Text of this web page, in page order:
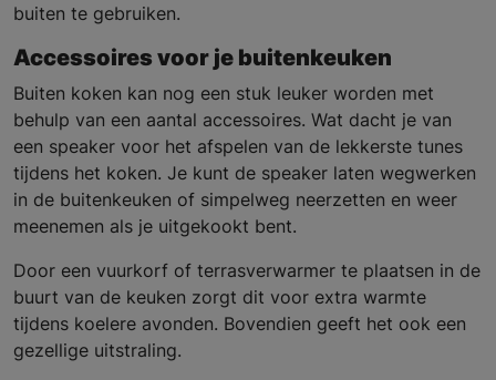
buiten te gebruiken.
Accessoires voor je buitenkeuken
Buiten koken kan nog een stuk leuker worden met
behulp van een aantal accessoires. Wat dacht je van
een speaker voor het afspelen van de lekkerste tunes
tijdens het koken. Je kunt de speaker laten wegwerken
in de buitenkeuken of simpelweg neerzetten en weer
meenemen als je uitgekookt bent.
Door een vuurkorf of terrasverwarmer te plaatsen in de
buurt van de keuken zorgt dit voor extra warmte
tijdens koelere avonden. Bovendien geeft het ook een
gezellige uitstraling.